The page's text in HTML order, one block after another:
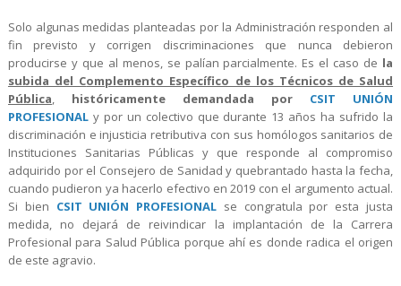
Solo algunas medidas planteadas por la Administración responden al
fin previsto y corrigen discriminaciones que nunca debieron
producirse y que al menos, se palían parcialmente. Es el caso de la
subida del Complemento Específico de los Técnicos de Salud
Pública, históricamente demandada por CSIT UNIÓN
PROFESIONALy por un colectivo que durante 13 años ha sufrido la
discriminación e injusticia retributiva con sus homólogos sanitarios de
Instituciones Sanitarias Públicas y que responde al compromiso
adquirido por el Consejero de Sanidad y quebrantado hasta la fecha,
cuando pudieron ya hacerlo efectivo en 2019 con el argumento actual.
Si bien CSIT UNIÓN PROFESIONAL se congratula por esta justa
medida, no dejará de reivindicar la implantación de la Carrera
Profesional para Salud Pública porque ahí es donde radica el origen
de este agravio.